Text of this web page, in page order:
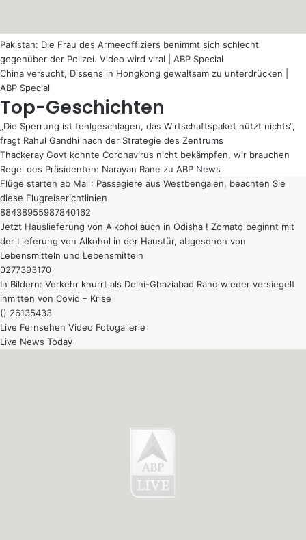
Pakistan: Die Frau des Armeeoffiziers benimmt sich schlecht
gegenüber der Polizei. Video wird viral | ABP Special
China versucht, Dissens in Hongkong gewaltsam zu unterdrücken |
ABP Special
Top-Geschichten
„Die Sperrung ist fehlgeschlagen, das Wirtschaftspaket nützt nichts“,
fragt Rahul Gandhi nach der Strategie des Zentrums
Thackeray Govt konnte Coronavirus nicht bekämpfen, wir brauchen
Regel des Präsidenten: Narayan Rane zu ABP News
Flüge starten ab Mai : Passagiere aus Westbengalen, beachten Sie
diese Flugreiserichtlinien
88438955987840162
Jetzt Hauslieferung von Alkohol auch in Odisha ! Zomato beginnt mit
der Lieferung von Alkohol in der Haustür, abgesehen von
Lebensmitteln und Lebensmitteln
0277393170
In Bildern: Verkehr knurrt als Delhi-Ghaziabad Rand wieder versiegelt
inmitten von Covid – Krise
() 26135433
Live Fernsehen Video Fotogallerie
Live News Today